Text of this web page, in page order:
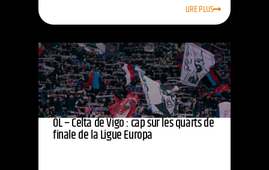
LIRE PLUS
OL – Celta de Vigo : cap sur les quarts de
finale de la Ligue Europa